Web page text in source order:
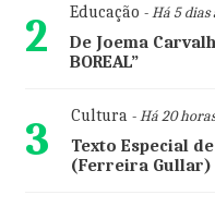
2 Educação - Há 5 dias
De Joema
BOREAL”
3 Cultura- Há 20
Texto Especial de
(Ferreira Gullar)